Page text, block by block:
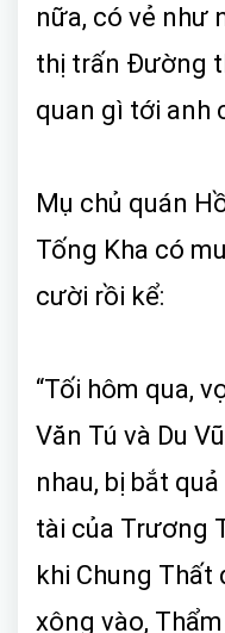
nữa, có vẻ như
thị trấn Đường
quan gì tới anh
Mụ chủ quán
Tống Kha có
cười rồi kể:
“Tối hôm qua,
Văn Tú và Du
nhau, bị bắt
tài của Trương
khi Chung
xông vào,